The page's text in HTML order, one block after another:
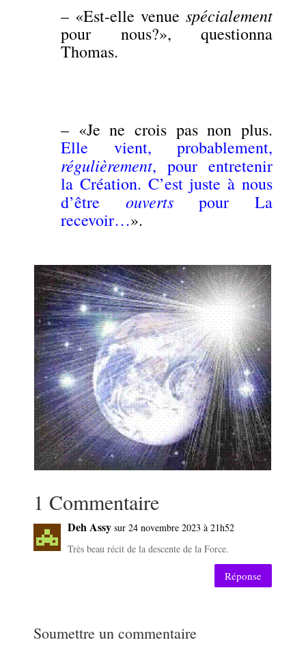
– «Est-elle venue spécialement
pour nous?», questionna
Thomas.
– «Je ne crois pas non plus.
Elle vient, probablement,
régulièrement, pour entretenir
la Création. C’est juste à nous
d’être ouvertspour La
recevoir…».
1 Commentaire
Deh Assy sur 24 novembre 2023 à 21h52
Très beau récit de la descente de la Force.
Réponse
Soumettre un commentaire